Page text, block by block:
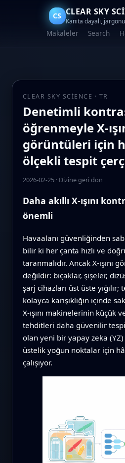
CS CLEAR SKY
Kanıta dayalı,
Makaleler Search
CLEAR SKY SCIENCE · TR
Denetimli
öğrenmeyle X-
görüntüleri için
ölçekli tespit
2026-02-25· Dizine geri dön
Daha akıllı X-ışını
önemli
Havaalanı güvenliğinden
bilir ki her çanta hızlı ve
taranmalıdır. Ancak X-ışını
değildir: bıçaklar, şişeler,
şarj cihazları üst üste
kolayca karışıklığın içinde
X-ışını makinelerinin küçük
tehditleri daha güvenilir
olan yeni bir yapay zeka
üstelik yoğun noktalar için
çalışıyor.